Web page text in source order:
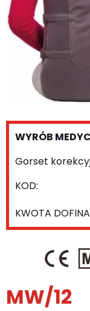
WYRÓB
Gorset
KOD:
KWOTA
MW/12